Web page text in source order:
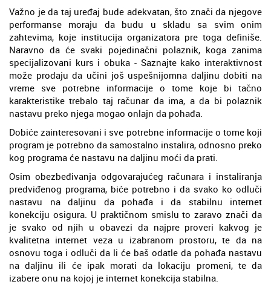
Važno je da taj uređaj bude adekvatan, što znači da njegove
performanse moraju da budu u skladu sa svim onim
zahtevima, koje institucija organizatora pre toga definiše.
Naravno da će svaki pojedinačni polaznik, koga zanima
specijalizovani kurs i obuka - Saznajte kako interaktivnost
može prodaju da učini još uspešnijomna daljinu dobiti na
vreme sve potrebne informacije o tome koje bi tačno
karakteristike trebalo taj računar da ima, a da bi polaznik
nastavu preko njega mogao onlajn da pohađa.
Dobiće zainteresovani i sve potrebne informacije o tome koji
program je potrebno da samostalno instalira, odnosno preko
kog programa će nastavu na daljinu moći da prati.
Osim obezbeđivanja odgovarajućeg računara i instaliranja
predviđenog programa, biće potrebno i da svako ko odluči
nastavu na daljinu da pohađa i da stabilnu internet
konekciju osigura. U praktičnom smislu to zaravo znači da
je svako od njih u obavezi da najpre proveri kakvog je
kvalitetna internet veza u izabranom prostoru, te da na
osnovu toga i odluči da li će baš odatle da pohađa nastavu
na daljinu ili će ipak morati da lokaciju promeni, te da
izabere onu na kojoj je internet konekcija stabilna.